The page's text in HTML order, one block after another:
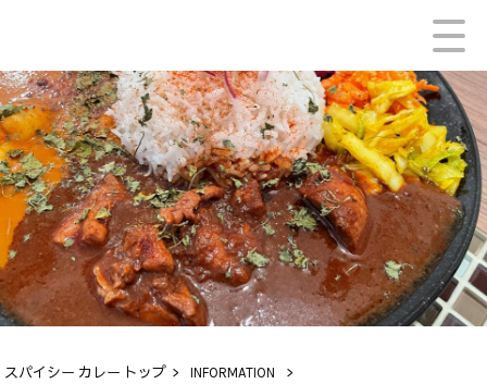
スパイシー カレー トップ > INFORMATION
>